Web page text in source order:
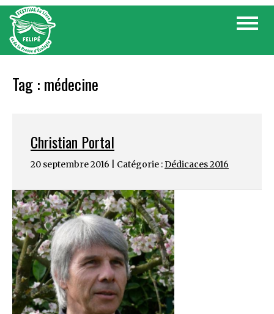
Skip
content
Toggle
Tag : médecine
Christian Portal
20 septembre 2016 | Catégorie :Dédicaces 2016